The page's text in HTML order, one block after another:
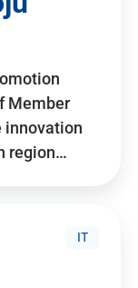
Member
innovation
region…
IT